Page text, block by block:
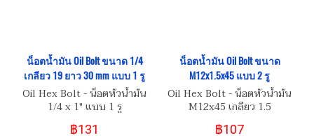
น็อตน้ำมัน Oil Bolt ขนาด 1/4
เกลียว 19 ยาว 30 mm แบบ 1 รู
Oil Hex Bolt - น็อตหัวน้ำมัน
1/4 x 1" แบบ 1 รู
฿131
น็อตน้ำมัน Oil Bolt ขนาด
M12x1.5x45 แบบ 2 รู
Oil Hex Bolt - น็อตหัวน้ำมัน
M12x45 เกลียว 1.5
฿107